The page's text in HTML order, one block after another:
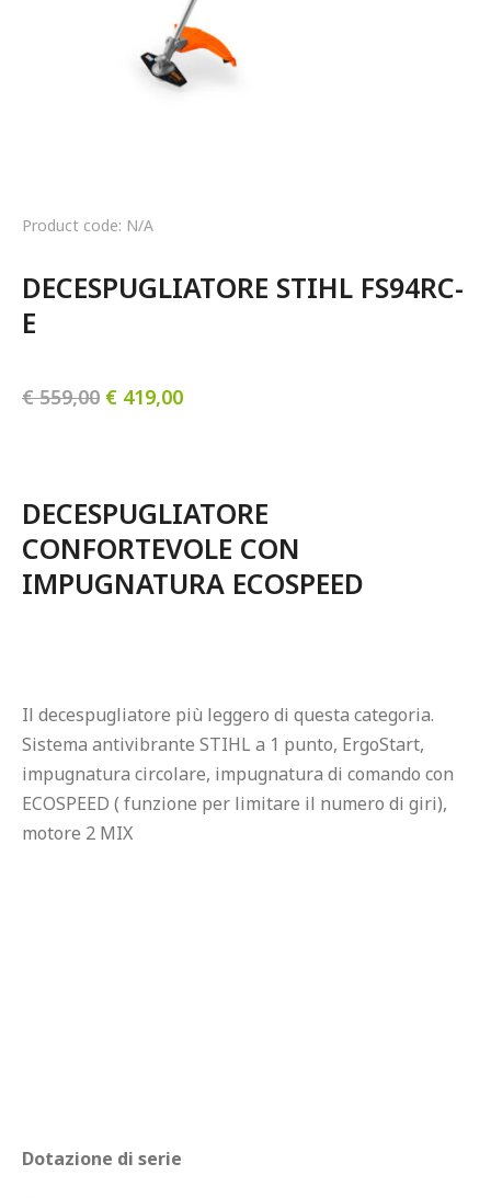
Product code: N/A
DECESPUGLIATORE STIHL FS94RC-
E
€559,00 € 419,00
DECESPUGLIATORE
CONFORTEVOLE CON
IMPUGNATURA ECOSPEED
Il decespugliatore più leggero di questa categoria.
Sistema antivibrante STIHL a 1 punto, ErgoStart,
impugnatura circolare, impugnatura di comando con
ECOSPEED ( funzione per limitare il numero di giri),
motore 2 MIX
Dotazione di serie